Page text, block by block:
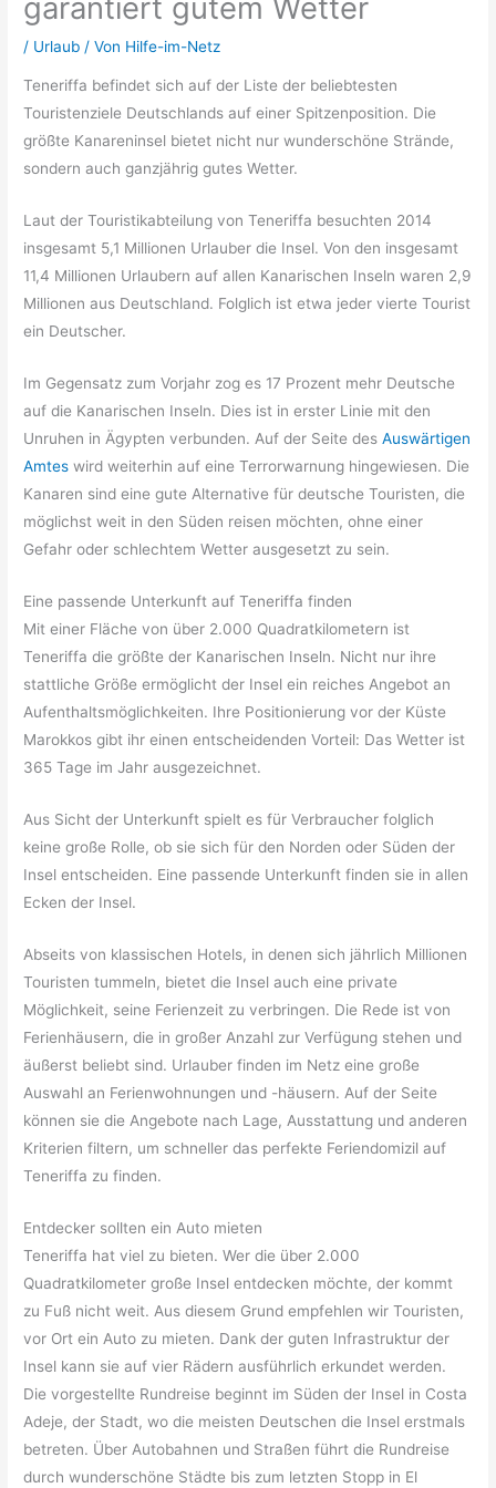
/ Urlaub / Von Hilfe-im-Netz
Teneriffa befindet sich auf der Liste der beliebtesten
Touristenziele Deutschlands auf einer Spitzenposition. Die
größte Kanareninsel bietet nicht nur wunderschöne Strände,
sondern auch ganzjährig gutes Wetter.
Laut der Touristikabteilung von Teneriffa besuchten 2014
insgesamt 5,1 Millionen Urlauber die Insel. Von den insgesamt
11,4 Millionen Urlaubern auf allen Kanarischen Inseln waren 2,9
Millionen aus Deutschland. Folglich ist etwa jeder vierte Tourist
ein Deutscher.
Im Gegensatz zum Vorjahr zog es 17 Prozent mehr Deutsche
auf die Kanarischen Inseln. Dies ist in erster Linie mit den
Unruhen in Ägypten verbunden. Auf der Seite desAuswärtigen
Amtes wird weiterhin auf eine Terrorwarnung hingewiesen. Die
Kanaren sind eine gute Alternative für deutsche Touristen, die
möglichst weit in den Süden reisen möchten, ohne einer
Gefahr oder schlechtem Wetter ausgesetzt zu sein.
Eine passende Unterkunft auf Teneriffa finden
Mit einer Fläche von über 2.000 Quadratkilometern ist
Teneriffa die größte der Kanarischen Inseln. Nicht nur ihre
stattliche Größe ermöglicht der Insel ein reiches Angebot an
Aufenthaltsmöglichkeiten. Ihre Positionierung vor der Küste
Marokkos gibt ihr einen entscheidenden Vorteil: Das Wetter ist
365 Tage im Jahr ausgezeichnet.
Aus Sicht der Unterkunft spielt es für Verbraucher folglich
keine große Rolle, ob sie sich für den Norden oder Süden der
Insel entscheiden. Eine passende Unterkunft finden sie in allen
Ecken der Insel.
Abseits von klassischen Hotels, in denen sich jährlich Millionen
Touristen tummeln, bietet die Insel auch eine private
Möglichkeit, seine Ferienzeit zu verbringen. Die Rede ist von
Ferienhäusern, die in großer Anzahl zur Verfügung stehen und
äußerst beliebt sind. Urlauber finden im Netz eine große
Auswahl an Ferienwohnungen und -häusern. Auf der Seite
können sie die Angebote nach Lage, Ausstattung und anderen
Kriterien filtern, um schneller das perfekte Feriendomizil auf
Teneriffa zu finden.
Entdecker sollten ein Auto mieten
Teneriffa hat viel zu bieten. Wer die über 2.000
Quadratkilometer große Insel entdecken möchte, der kommt
zu Fuß nicht weit. Aus diesem Grund empfehlen wir Touristen,
vor Ort ein Auto zu mieten. Dank der guten Infrastruktur der
Insel kann sie auf vier Rädern ausführlich erkundet werden.
Die vorgestellte Rundreise beginnt im Süden der Insel in Costa
Adeje, der Stadt, wo die meisten Deutschen die Insel erstmals
betreten. Über Autobahnen und Straßen führt die Rundreise
durch wunderschöne Städte bis zum letzten Stopp in El